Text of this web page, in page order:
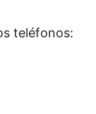
teléfonos: